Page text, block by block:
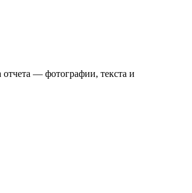
— фотографии, текста и